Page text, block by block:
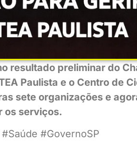
resultado preliminar do
Paulista e o Centro de
sete organizações e
os serviços.
#GovernoSP